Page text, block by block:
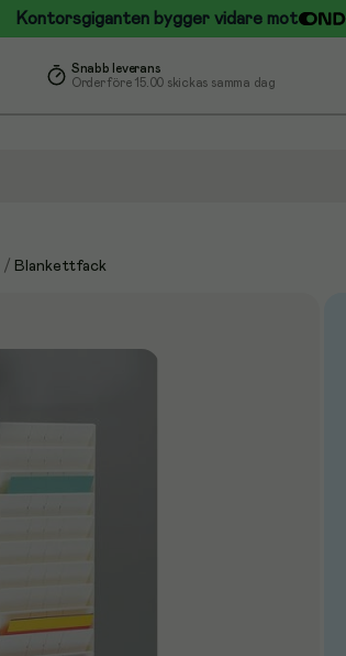
Kontorsgiganten bygger vidare mot
Snabb leverans
Order före 15.00 skickas samma dag
/ Blankettfack